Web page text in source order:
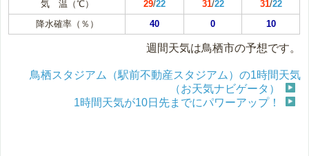
気 温（℃） 29/22 31/22 31/22
降水確率（％）
40 0 10
週間天気は鳥栖市の予想です。
鳥栖スタジアム（駅前不動産スタジアム）の1時間天気
（お天気ナビゲータ）
1時間天気が10日先までにパワーアップ！